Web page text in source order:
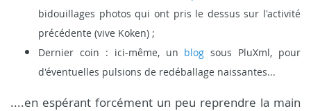
bidouillages photos qui ont pris le dessus sur l'activité
précédente (vive Koken) ;
Dernier coin : ici-même, un blog sous PluXml, pour
d'éventuelles pulsions de redéballage naissantes...
....en espérant forcément un peu reprendre la main